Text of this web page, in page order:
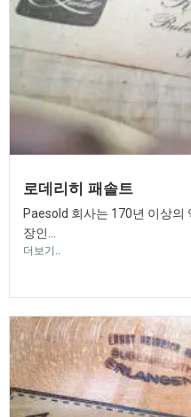
로데리히 패솔트
Paesold 회사는 170년 이상의
장인...
더보기..